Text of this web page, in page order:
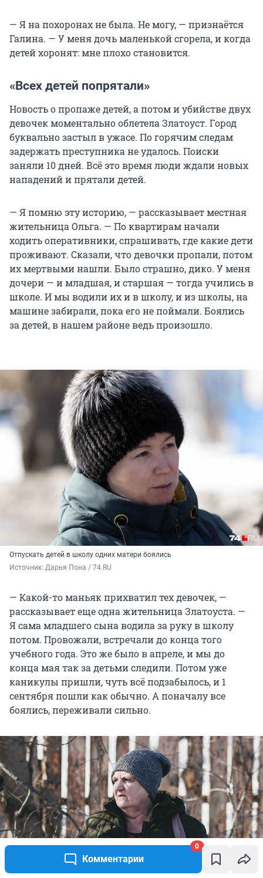
Комментарии
0
— Я на похоронах не была. Не могу, — признаётся
Галина. — У меня дочь маленькой сгорела, и когда
детей хоронят: мне плохо становится.
«Всех детей попрятали»
Новость о пропаже детей, а потом и убийстве двух
девочек моментально облетела Златоуст. Город
буквально застыл в ужасе. По горячим следам
задержать преступника не удалось. Поиски
заняли 10 дней. Всё это время люди ждали новых
нападений и прятали детей.
— Я помню эту историю, — рассказывает местная
жительница Ольга. — По квартирам начали
ходить оперативники, спрашивать, где какие дети
проживают. Сказали, что девочки пропали, потом
их мертвыми нашли. Было страшно, дико. У меня
дочери — и младшая, и старшая — тогда учились в
школе. И мы водили их и в школу, и из школы, на
машине забирали, пока его не поймали. Боялись
за детей, в нашем районе ведь произошло.
Отпускать детей в школу одних матери боялись
Источник: Дарья Пона / 74.RU
— Какой-то маньяк прихватил тех девочек, —
рассказывает еще одна жительница Златоуста. —
Я сама младшего сына водила за руку в школу
потом. Провожали, встречали до конца того
учебного года. Это же было в апреле, и мы до
конца мая так за детьми следили. Потом уже
каникулы пришли, чуть всё подзабылось, и 1
сентября пошли как обычно. А поначалу все
боялись, переживали сильно.